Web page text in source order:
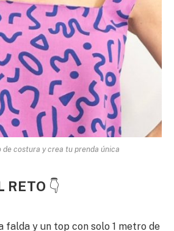
de costura y crea tu prenda única
RETO 👇
falda y un top con solo 1 metro de